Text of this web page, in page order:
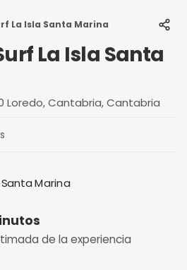
La Isla Santa Marina
La Isla Santa
Loredo, Cantabria, Cantabria
de la experiencia